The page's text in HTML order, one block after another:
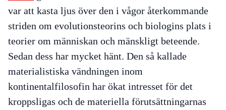
var att kasta ljus över den i vågor återkommande
striden om evolutionsteorins och biologins plats i
teorier om människan och mänskligt beteende.
Sedan dess har mycket hänt. Den så kallade
materialistiska vändningen inom
kontinentalfilosofin har ökat intresset för det
kroppsligas och de materiella förutsättningarnas